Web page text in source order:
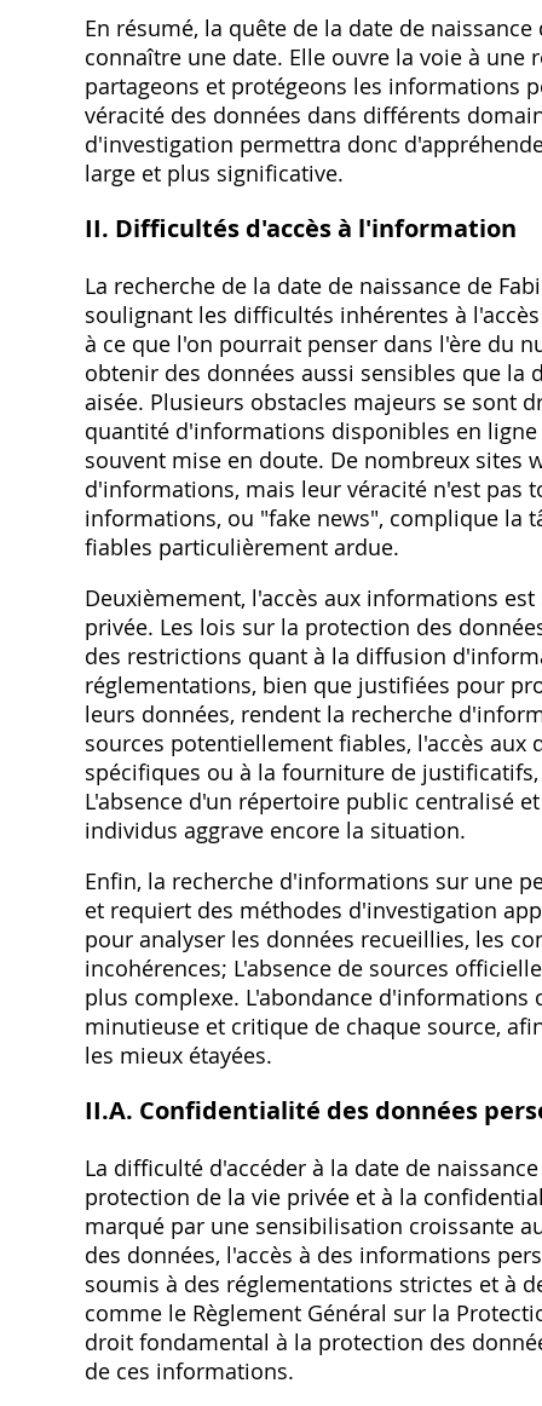
En résumé‚ la quête de la date de
connaître une date. Elle ouvre la voie à
partageons et protégeons les informations
véracité des données dans différents
d'investigation permettra donc
large et plus significative.
II. Difficultés d'accès à l'information
La recherche de la date de naissance de
soulignant les difficultés inhérentes à
à ce que l'on pourrait penser dans l'ère du
obtenir des données aussi sensibles que la
aisée. Plusieurs obstacles majeurs se sont
quantité d'informations disponibles en
souvent mise en doute. De nombreux sites
d'informations‚ mais leur véracité n'est pas
informations‚ ou "fake news"‚ complique
fiables particulièrement ardue.
Deuxièmement‚ l'accès aux informations
privée. Les lois sur la protection des
des restrictions quant à la diffusion
réglementations‚ bien que justifiées pour
leurs données‚ rendent la recherche
sources potentiellement fiables‚ l'accès
spécifiques ou à la fourniture de
L'absence d'un répertoire public centralisé
individus aggrave encore la situation.
Enfin‚ la recherche d'informations sur une
et requiert des méthodes d'investigation
pour analyser les données recueillies‚ les
incohérences; L'absence de sources
plus complexe. L'abondance
minutieuse et critique de chaque source‚
les mieux étayées.
II.A. Confidentialité des données
La difficulté d'accéder à la date de
protection de la vie privée et à la
marqué par une sensibilisation croissante
des données‚ l'accès à des informations
soumis à des réglementations strictes et à
comme le Règlement Général sur la
droit fondamental à la protection des
de ces informations.